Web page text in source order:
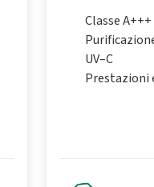
Classe
UV–C
Prestazioni